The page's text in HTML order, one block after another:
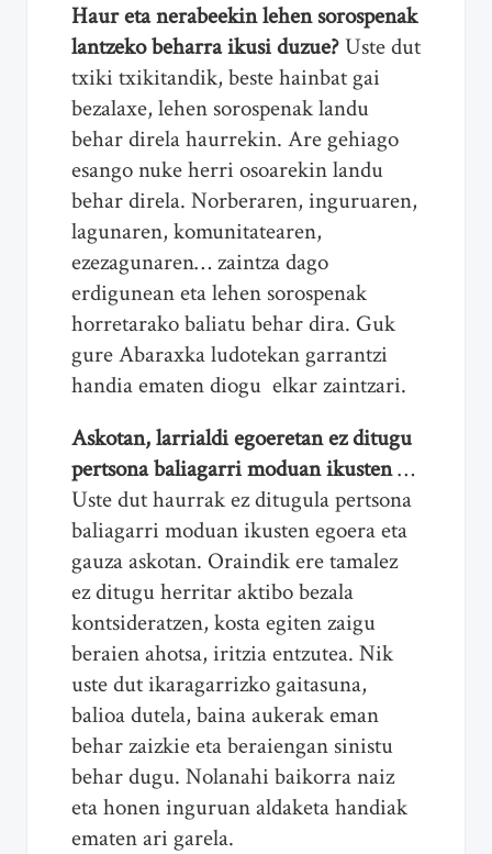
Haur eta nerabeekin lehen sorospenak
lantzeko beharra ikusi duzue?Uste dut
txiki txikitandik, beste hainbat gai
bezalaxe, lehen sorospenak landu
behar direla haurrekin. Are gehiago
esango nuke herri osoarekin landu
behar direla. Norberaren, inguruaren,
lagunaren, komunitatearen,
ezezagunaren… zaintza dago
erdigunean eta lehen sorospenak
horretarako baliatu behar dira. Guk
gure Abaraxka ludotekan garrantzi
handia ematen diogu elkar zaintzari.
Askotan, larrialdi egoeretan ez ditugu
pertsona baliagarri moduan ikusten…
Uste dut haurrak ez ditugula pertsona
baliagarri moduan ikusten egoera eta
gauza askotan. Oraindik ere tamalez
ez ditugu herritar aktibo bezala
kontsideratzen, kosta egiten zaigu
beraien ahotsa, iritzia entzutea. Nik
uste dut ikaragarrizko gaitasuna,
balioa dutela, baina aukerak eman
behar zaizkie eta beraiengan sinistu
behar dugu. Nolanahi baikorra naiz
eta honen inguruan aldaketa handiak
ematen ari garela.